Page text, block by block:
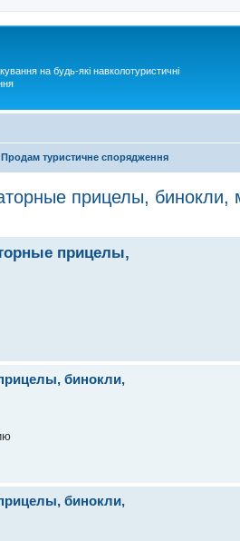
на будь-які навколотуристичні
Продам туристичне спорядження
прицелы, бинокли,
прицелы,
бинокли,
бинокли,